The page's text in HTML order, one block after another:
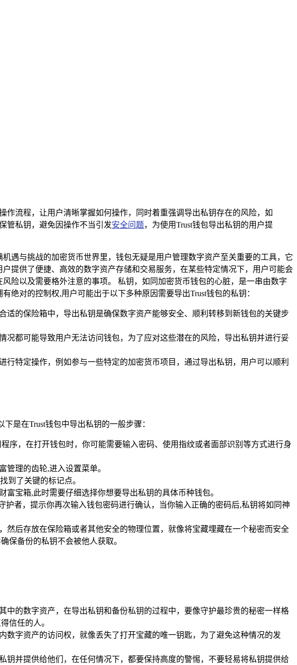
流程，让用户清晰掌握如何操作，同时着重强调导出私钥存在的风险，如
管私钥，避免因操作不当引发安全问题，为使用Trust钱包导出私钥的用户提
遇与挑战的加密货币世界里，钱包无疑是用户管理数字资产至关重要的工具，它
提供了便捷、高效的数字资产存储和交易服务，在某些特定情况下，用户可能会
险以及需要格外注意的事项。 私钥，如同加密货币钱包的心脏，是一串由数字
对的控制权,用户可能出于以下多种原因需要导出Trust钱包的私钥：
的保险箱中，导出私钥是确保数字资产能够安全、顺利转移到新钱包的关键步
都可能导致用户无法访问钱包，为了应对这些潜在的风险，导出私钥并进行妥
特定操作，例如参与一些特定的加密货币项目，通过导出私钥，用户可以顺利
是在Trust钱包中导出私钥的一般步骤：
序，在打开钱包时，你可能需要输入密码、使用指纹或者面部识别等方式进行身
管理的齿轮,进入设置菜单。
到了关键的标记点。
宝箱,此时需要仔细选择你想要导出私钥的具体币种钱包。
者，提示你再次输入钱包密码进行确认，当你输入正确的密码后,私钥将如同神
后存放在保险箱或者其他安全的物理位置，就像将宝藏埋藏在一个秘密而安全
保备份的私钥不会被他人获取。
的数字资产，在导出私钥和备份私钥的过程中，要像守护最珍贵的秘密一样格
信任的人。
字资产的访问权，就像丢失了打开宝藏的唯一钥匙，为了避免这种情况的发
并提供给他们，在任何情况下，都要保持高度的警惕，不要轻易将私钥提供给